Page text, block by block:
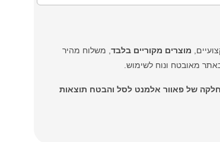
מוצרים מקוריים בלבד, משלוח מהיר
מאובטח ונוח לשימוש.
של פאוור אלמנט לסל והבטח תוצאות